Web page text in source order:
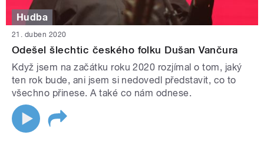
Hudba
21. duben 2020
Odešel šlechtic českého folku Dušan Vančura
Když jsem na začátku roku 2020 rozjímal o tom, jaký
ten rok bude, ani jsem si nedovedl představit, co to
všechno přinese. A také co nám odnese.